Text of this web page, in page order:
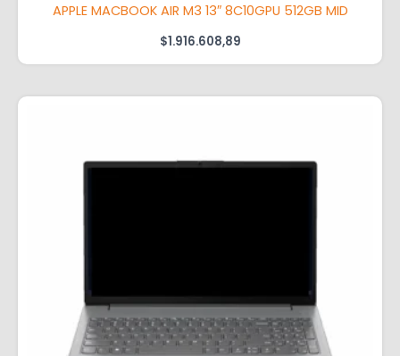
APPLE MACBOOK AIR M3 13″ 8C10GPU 512GB MID
$1.916.608,89